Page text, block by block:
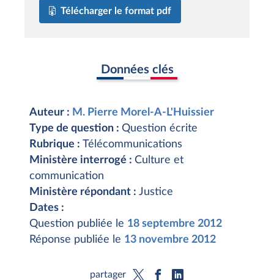
Télécharger le format pdf
Données clés
Auteur : M. Pierre Morel-A-L'Huissier
Type de question : Question écrite
Rubrique : Télécommunications
Ministère interrogé : Culture et
communication
Ministère répondant : Justice
Dates :
Question publiée le 18 septembre 2012
Réponse publiée le 13 novembre 2012
partager